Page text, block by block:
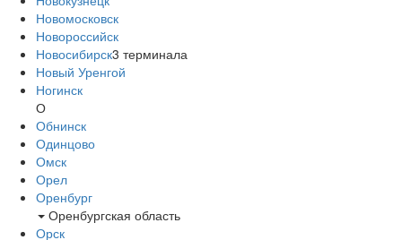
Новомосковск
Новороссийск
Новосибирск3 терминала
Новый Уренгой
Ногинск
О
Обнинск
Одинцово
Омск
Орел
Оренбург
Оренбургская область
Орск